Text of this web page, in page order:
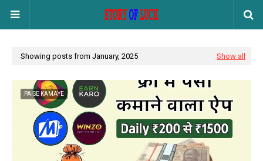
Showing posts from January, 2025 Show all
PAISE KAMAYE